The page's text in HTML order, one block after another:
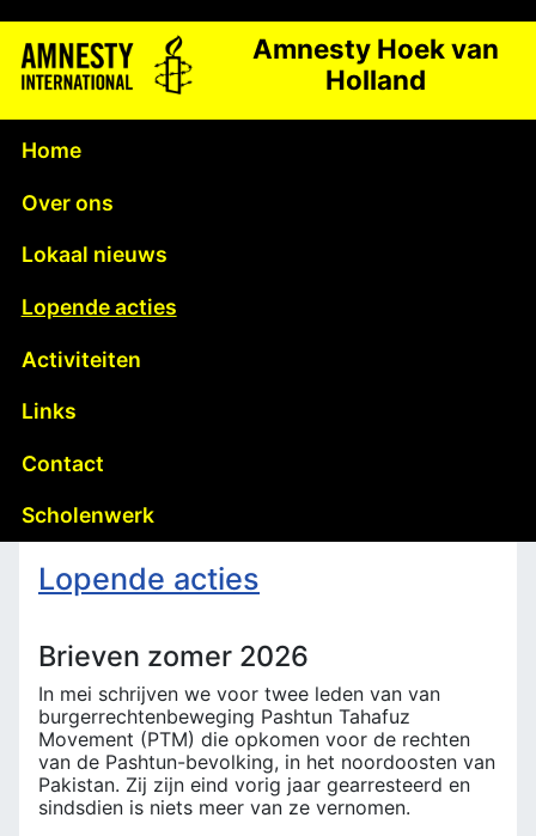
Amnesty Hoek van
Holland
Home
Over ons
Lokaal nieuws
Lopende acties
Activiteiten
Links
Contact
Scholenwerk
Lopende acties
Brieven zomer 2026
In mei schrijven we voor twee leden van van
burgerrechtenbeweging Pashtun Tahafuz
Movement (PTM) die opkomen voor de rechten
van de Pashtun-bevolking, in het noordoosten van
Pakistan. Zij zijn eind vorig jaar gearresteerd en
sindsdien is niets meer van ze vernomen.